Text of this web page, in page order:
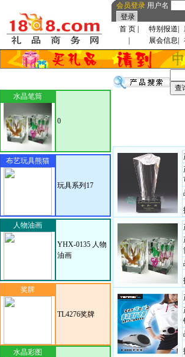
会员登录 用户名
首 页
特别报道
展会信息
水晶笔筒
0
布艺玩具熊猫
玩具系列17
人物油画
YHX-0135 人物
油画
奖牌
TL4276奖牌
水晶彩图